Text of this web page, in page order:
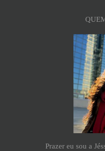
Prazer eu sou a